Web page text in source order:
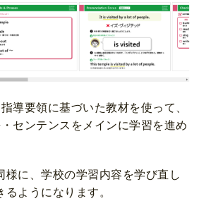
導要領に基づいた教材を使って、
センテンスをメインに学習を進め
様に、学校の学習内容を学び直し
ようになります。